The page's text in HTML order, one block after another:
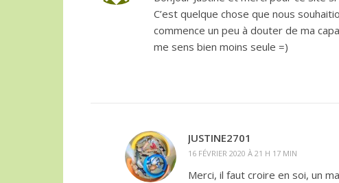
C’est quelque chose que nous
commence un peu à douter de ma
me sens bien moins seule =)
JUSTINE2701
16 FÉVRIER 2020 À 21 H 17 MIN
Merci, il faut croire en soi, un